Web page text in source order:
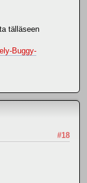
tälläseen
Buggy-
#18